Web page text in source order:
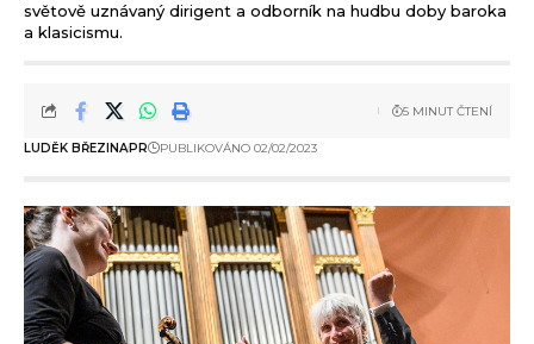
světově uznávaný dirigent a odborník na hudbu doby baroka
a klasicismu.
LUDĚK BŘEZINAPR PUBLIKOVÁNO 02/02/2023
5 MINUT ČTENÍ